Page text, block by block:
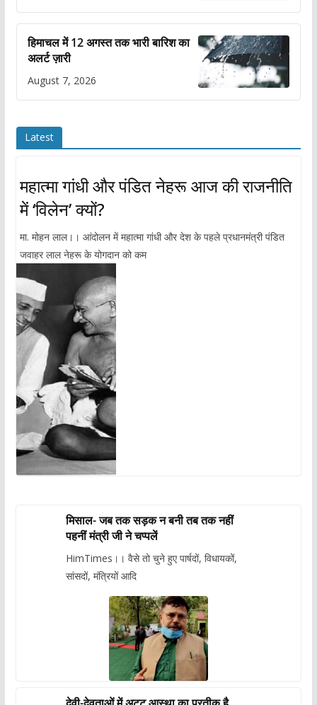
हिमाचल में 12 अगस्त तक भारी बारिश का
अलर्ट ज़ारी
August 7, 2026
Latest
महात्मा गांधी और पंडित नेहरू आज की राजनीति
में ‘विलेन’ क्यों?
मा. मोहन लाल।। आंदोलन में महात्मा गांधी और देश के पहले प्रधानमंत्री पंडित
जवाहर लाल नेहरू के योगदान को कम
मिसाल- जब तक सड़क न बनी तब तक नहीं
पहनीं मंत्री जी ने चप्पलें
HimTimes।। वैसे तो चुने हुए पार्षदों, विधायकों,
सांसदों, मंत्रियों आदि